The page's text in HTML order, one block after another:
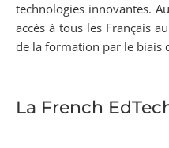
technologies innovantes.
accès à tous les Français
de la formation par le biais
La French